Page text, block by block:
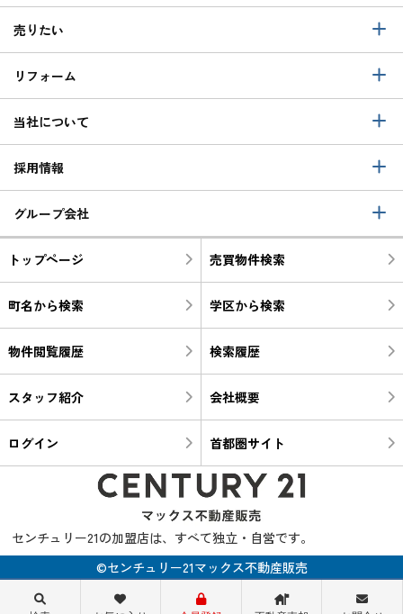
売りたい
リフォーム
当社について
採用情報
グループ会社
トップページ 売買物件検索
町名から検索 学区から検索
物件閲覧履歴 検索履歴
スタッフ紹介 会社概要
ログイン 首都圏サイト
センチュリー21の加盟店は、すべて独立・自営です。
©センチュリー21マックス不動産販売